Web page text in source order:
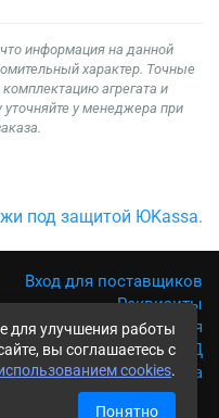
для улучшения работы
вы соглашаетесь с
cookies.
Понятно
информация на данной
характер. Точные
агрегата и
у менеджера при
Вход для поставщиков
Реквизиты
Условия использования
Политика обработки ПД
Карта сайта